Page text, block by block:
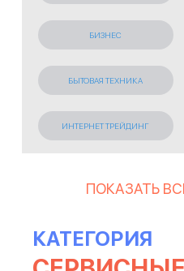
БИЗНЕС
БЫТОВАЯ ТЕХНИКА
ИНТЕРНЕТ ТРЕЙДИНГ
ЛИЗИНГОВАЯ КОМПАНИЯ
ПОКАЗАТЬ
КАТЕГОРИЯ